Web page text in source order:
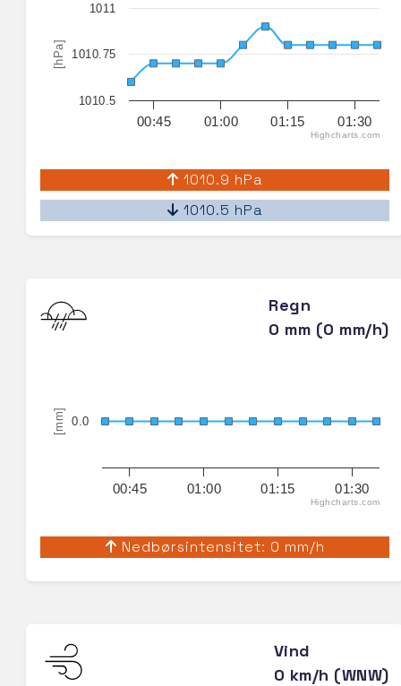
[hPa]
00:45 01:00 01:15 01:30
1010.5
1010.75
1011
Highcharts.com
1010.9 hPa
1010.5 hPa
Regn
0 mm (0 mm/h)
[mm]
00:45 01:00 01:15 01:30
0.0
Highcharts.com
Nedbørsintensitet: 0 mm/h
Vind
0 km/h (WNW)